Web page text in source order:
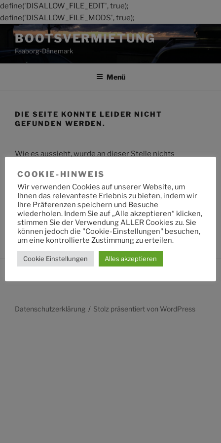
define('DISALLOW_FILE_EDIT', true);
define('DISALLOW_FILE_MODS', true);
Zum
Inhalt
springen
BOOTSVERMIETUNG
Faaborg-Dänemark
Menü
DIE SEITE KONNTE LEIDER NICHT
GEFUNDEN WERDEN.
Wie es aussieht, wurde an dieser Stelle nichts
Suche
nach:
Datenschutzerklärung Stolz präsentiert von WordPress
COOKIE-HINWEIS
Wir verwenden Cookies auf unserer Website, um
Ihnen das relevanteste Erlebnis zu bieten, indem wir
Ihre Präferenzen speichern und Besuche
wiederholen. Indem Sie auf „Alle akzeptieren“ klicken,
stimmen Sie der Verwendung ALLER Cookies zu. Sie
können jedoch die "Cookie-Einstellungen" besuchen,
um eine kontrollierte Zustimmung zu erteilen.
Cookie Einstellungen Alles akzeptieren